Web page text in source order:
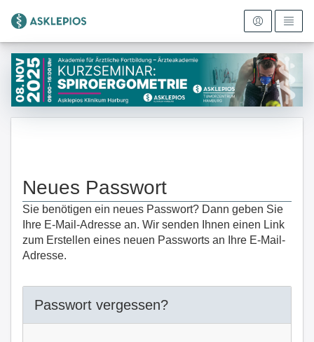
Zur Startseite
Neues Passwort
Sie benötigen ein neues Passwort? Dann geben Sie
Ihre E-Mail-Adresse an. Wir senden Ihnen einen Link
zum Erstellen eines neuen Passworts an Ihre E-Mail-
Adresse.
Passwort vergessen?